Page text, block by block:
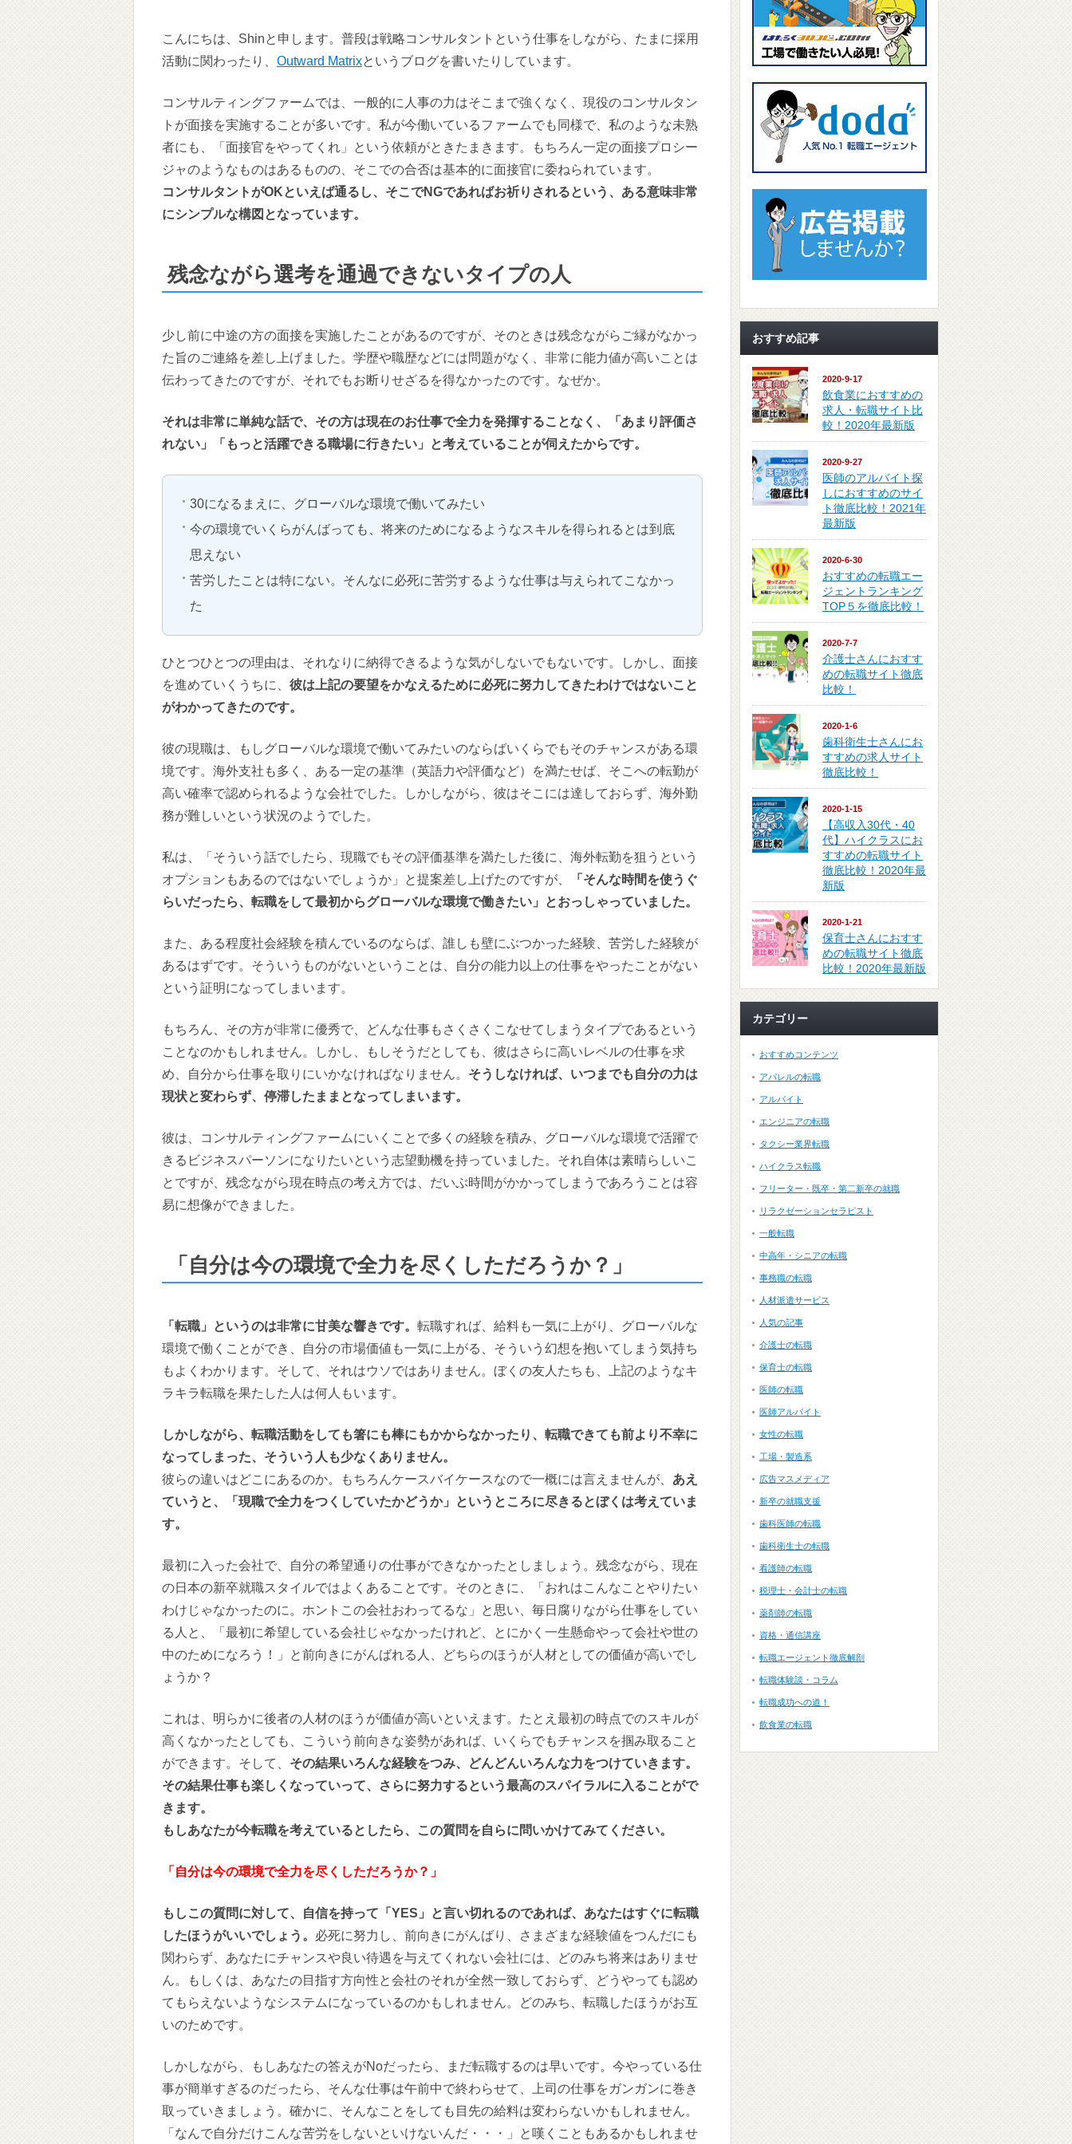
こんにちは、Shinと申します。普段は戦略コンサルタントという仕事をしながら、たまに採用
活動に関わったり、 Outward Matrixというブログを書いたりしています。
コンサルティングファームでは、一般的に人事の力はそこまで強くなく、現役のコンサルタン
トが面接を実施することが多いです。私が今働いているファームでも同様で、私のような未熟
者にも、「面接官をやってくれ」という依頼がときたまきます。もちろん一定の面接プロシー
ジャのようなものはあるものの、そこでの合否は基本的に面接官に委ねられています。
コンサルタントがOKといえば通るし、そこでNGであればお祈りされるという、ある意味非常
にシンプルな構図となっています。
残念ながら選考を通過できないタイプの人
少し前に中途の方の面接を実施したことがあるのですが、そのときは残念ながらご縁がなかっ
た旨のご連絡を差し上げました。学歴や職歴などには問題がなく、非常に能力値が高いことは
伝わってきたのですが、それでもお断りせざるを得なかったのです。なぜか。
それは非常に単純な話で、その方は現在のお仕事で全力を発揮することなく、「あまり評価さ
れない」「もっと活躍できる職場に行きたい」と考えていることが伺えたからです。
30になるまえに、グローバルな環境で働いてみたい
今の環境でいくらがんばっても、将来のためになるようなスキルを得られるとは到底
思えない
苦労したことは特にない。そんなに必死に苦労するような仕事は与えられてこなかっ
た
ひとつひとつの理由は、それなりに納得できるような気がしないでもないです。しかし、面接
を進めていくうちに、 彼は上記の要望をかなえるために必死に努力してきたわけではないこと
がわかってきたのです。
彼の現職は、もしグローバルな環境で働いてみたいのならばいくらでもそのチャンスがある環
境です。海外支社も多く、ある一定の基準（英語力や評価など）を満たせば、そこへの転勤が
高い確率で認められるような会社でした。しかしながら、彼はそこには達しておらず、海外勤
務が難しいという状況のようでした。
私は、「そういう話でしたら、現職でもその評価基準を満たした後に、海外転勤を狙うという
オプションもあるのではないでしょうか」と提案差し上げたのですが、
「そんな時間を使うぐ
らいだったら、転職をして最初からグローバルな環境で働きたい」とおっしゃっていました。
また、ある程度社会経験を積んでいるのならば、誰しも壁にぶつかった経験、苦労した経験が
あるはずです。そういうものがないということは、自分の能力以上の仕事をやったことがない
という証明になってしまいます。
もちろん、その方が非常に優秀で、どんな仕事もさくさくこなせてしまうタイプであるという
ことなのかもしれません。しかし、もしそうだとしても、彼はさらに高いレベルの仕事を求
め、自分から仕事を取りにいかなければなりません。 そうしなければ、いつまでも自分の力は
現状と変わらず、停滞したままとなってしまいます。
彼は、コンサルティングファームにいくことで多くの経験を積み、グローバルな環境で活躍で
きるビジネスパーソンになりたいという志望動機を持っていました。それ自体は素晴らしいこ
とですが、残念ながら現在時点の考え方では、だいぶ時間がかかってしまうであろうことは容
易に想像ができました。
「自分は今の環境で全力を尽くしただろうか？」
「転職」というのは非常に甘美な響きです。 転職すれば、給料も一気に上がり、グローバルな
環境で働くことができ、自分の市場価値も一気に上がる、そういう幻想を抱いてしまう気持ち
もよくわかります。そして、それはウソではありません。ぼくの友人たちも、上記のようなキ
ラキラ転職を果たした人は何人もいます。
しかしながら、転職活動をしても箸にも棒にもかからなかったり、転職できても前より不幸に
なってしまった、そういう人も少なくありません。
彼らの違いはどこにあるのか。もちろんケースバイケースなので一概には言えませんが、 あえ
ていうと、「現職で全力をつくしていたかどうか」というところに尽きるとぼくは考えていま
す。
最初に入った会社で、自分の希望通りの仕事ができなかったとしましょう。残念ながら、現在
の日本の新卒就職スタイルではよくあることです。そのときに、「おれはこんなことやりたい
わけじゃなかったのに。ホントこの会社おわってるな」と思い、毎日腐りながら仕事をしてい
る人と、「最初に希望している会社じゃなかったけれど、とにかく一生懸命やって会社や世の
中のためになろう！」と前向きにがんばれる人、どちらのほうが人材としての価値が高いでし
ょうか？
これは、明らかに後者の人材のほうが価値が高いといえます。たとえ最初の時点でのスキルが
高くなかったとしても、こういう前向きな姿勢があれば、いくらでもチャンスを掴み取ること
ができます。そして、 その結果いろんな経験をつみ、どんどんいろんな力をつけていきます。
その結果仕事も楽しくなっていって、さらに努力するという最高のスパイラルに入ることがで
きます。
もしあなたが今転職を考えているとしたら、この質問を自らに問いかけてみてください。
「自分は今の環境で全力を尽くしただろうか？」
もしこの質問に対して、自信を持って「YES」と言い切れるのであれば、あなたはすぐに転職
したほうがいいでしょう。 必死に努力し、前向きにがんばり、さまざまな経験値をつんだにも
関わらず、あなたにチャンスや良い待遇を与えてくれない会社には、どのみち将来はありませ
ん。もしくは、あなたの目指す方向性と会社のそれが全然一致しておらず、どうやっても認め
てもらえないようなシステムになっているのかもしれません。どのみち、転職したほうがお互
いのためです。
しかしながら、もしあなたの答えがNoだったら、まだ転職するのは早いです。今やっている仕
事が簡単すぎるのだったら、そんな仕事は午前中で終わらせて、上司の仕事をガンガンに巻き
取っていきましょう。確かに、そんなことをしても目先の給料は変わらないかもしれません。
「なんで自分だけこんな苦労をしないといけないんだ・・・」と嘆くこともあるかもしれませ
おすすめ記事
2020-9-17
飲食業におすすめの
求人・転職サイト比
較！2020年最新版
2020-9-27
医師のアルバイト探
しにおすすめのサイ
ト徹底比較！2021年
最新版
2020-6-30
おすすめの転職エー
ジェントランキング
TOP５を徹底比較！
2020-7-7
介護士さんにおすす
めの転職サイト徹底
比較！
2020-1-6
歯科衛生士さんにお
すすめの求人サイト
徹底比較！
2020-1-15
【高収入30代・40
代】ハイクラスにお
すすめの転職サイト
徹底比較！2020年最
新版
2020-1-21
保育士さんにおすす
めの転職サイト徹底
比較！2020年最新版
カテゴリー
おすすめコンテンツ
アパレルの転職
アルバイト
エンジニアの転職
タクシー業界転職
ハイクラス転職
フリーター・既卒・第二新卒の就職
リラクゼーションセラピスト
一般転職
中高年・シニアの転職
事務職の転職
人材派遣サービス
人気の記事
介護士の転職
保育士の転職
医師の転職
医師アルバイト
女性の転職
工場・製造系
広告マスメディア
新卒の就職支援
歯科医師の転職
歯科衛生士の転職
看護師の転職
税理士・会計士の転職
薬剤師の転職
資格・通信講座
転職エージェント徹底解剖
転職体験談・コラム
転職成功への道！
飲食業の転職